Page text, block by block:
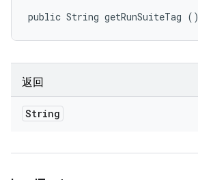
public String getRunSuiteTag ()
返回
String